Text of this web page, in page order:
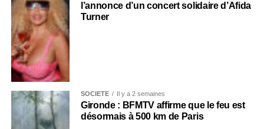
l’annonce d’un concert solidaire d’Afida
Turner
SOCIÉTÉ Il y a 2 semaines
Gironde : BFMTV affirme que le feu est
désormais à 500 km de Paris